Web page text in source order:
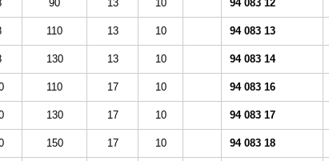
90 13 10 94 083 12
110 13 10 94 083 13
130 13 10 94 083 14
110 17 10 94 083 16
130 17 10 94 083 17
150 17 10 94 083 18